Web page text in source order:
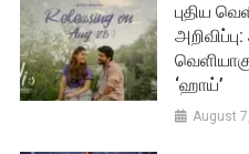
புதிய
‘ஹாய்’
August